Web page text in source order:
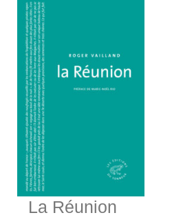
La Réunion